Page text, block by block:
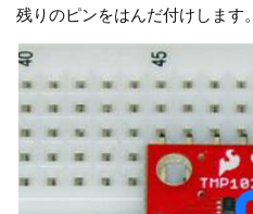
残りのピンをはんだ付けします。